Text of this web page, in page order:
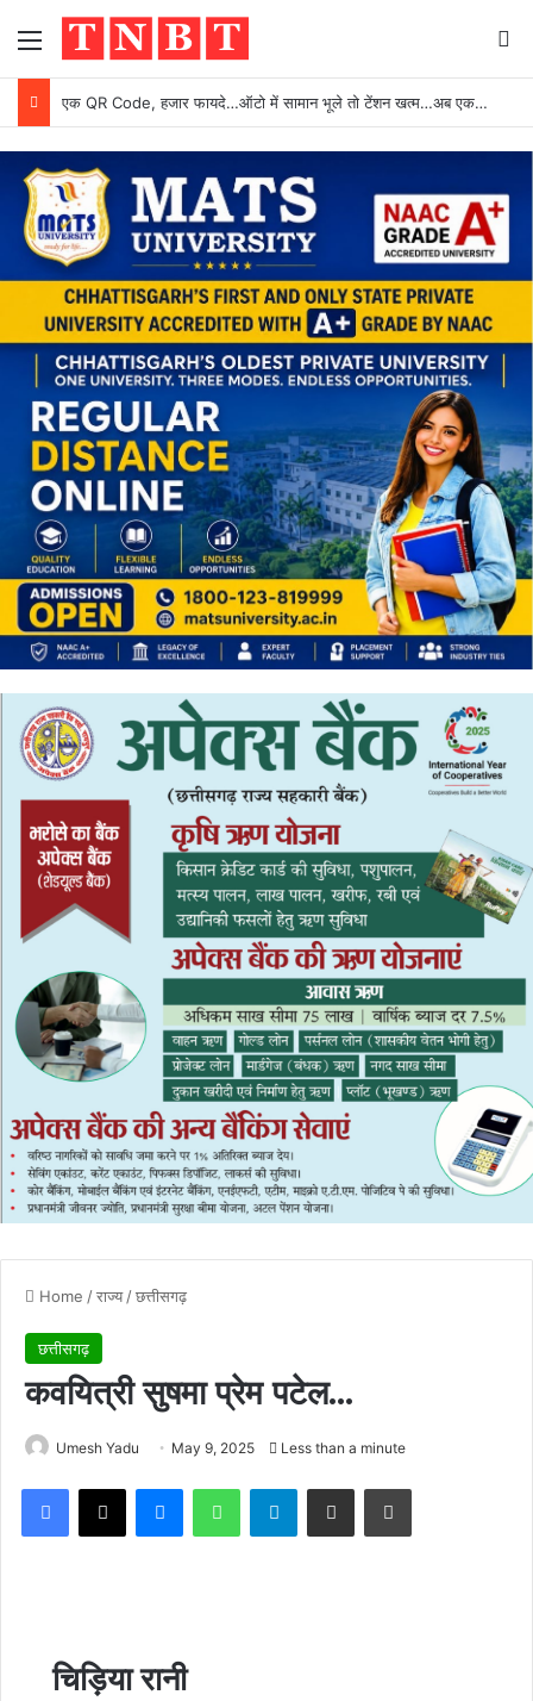
Menu
एक QR Code, हजार फायदे…ऑटो में सामान भूले तो टेंशन खत्म…अब एक स्कैन में घर आएगा सामान…
Home /राज्य /छत्तीसगढ़
छत्तीसगढ़
कवयित्री सुषमा प्रेम पटेल…
Umesh Yadu May 9, 2025 Less than a minute
Facebook
X MessengerWhatsAppTelegramShare via Email Print
चिड़िया रानी